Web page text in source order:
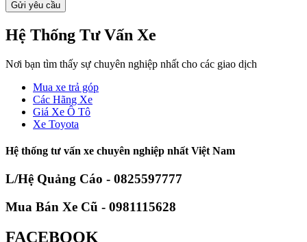
Hệ Thống Tư Vấn Xe
Nơi bạn tìm thấy sự chuyên nghiệp nhất cho các giao dịch
Mua xe trả góp
Các Hãng Xe
Giá Xe Ô Tô
Xe Toyota
Hệ thống tư vấn xe chuyên nghiệp nhất Việt Nam
L/Hệ Quảng Cáo - 0825597777
Mua Bán Xe Cũ - 0981115628
FACEBOOK